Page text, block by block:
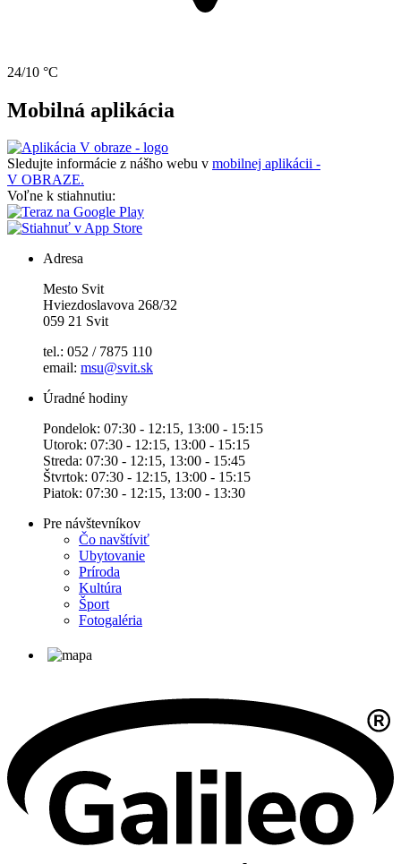
24/10 °C
Mobilná aplikácia
Sledujte informácie z nášho webu v mobilnej aplikácii -
V OBRAZE.
Voľne k stiahnutiu:
Adresa
Mesto Svit
Hviezdoslavova 268/32
059 21 Svit
tel.: 052 / 7875 110
email: msu@svit.sk
Úradné hodiny
Pondelok: 07:30 - 12:15, 13:00 - 15:15
Utorok: 07:30 - 12:15, 13:00 - 15:15
Streda: 07:30 - 12:15, 13:00 - 15:45
Štvrtok: 07:30 - 12:15, 13:00 - 15:15
Piatok: 07:30 - 12:15, 13:00 - 13:30
Pre návštevníkov
Čo navštíviť
Ubytovanie
Príroda
Kultúra
Šport
Fotogaléria